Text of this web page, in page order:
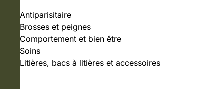
Antiparisitaire
Brosses et peignes
Comportement et bien être
Soins
Litières, bacs à litières et accessoires